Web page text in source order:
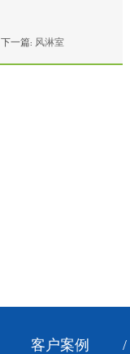
下一篇: 风淋室
客户案例 /